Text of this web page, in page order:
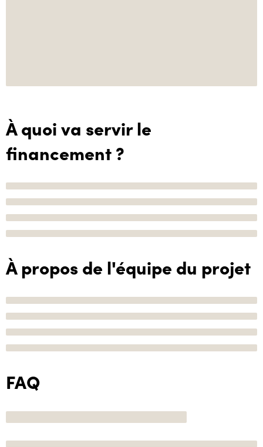
À quoi va servir le
financement ?
À propos de l'équipe du projet
FAQ